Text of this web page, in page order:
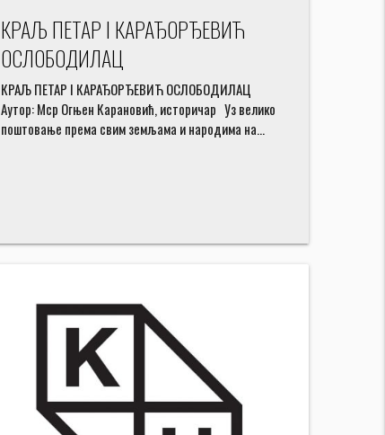
КРАЉ ПЕТАР I КАРАЂОРЂЕВИЋ
ОСЛОБОДИЛАЦ
КРАЉ ПЕТАР I КАРАЂОРЂЕВИЋ ОСЛОБОДИЛАЦ
Аутор: Мср Огњен Карановић, историчар Уз велико
поштовање према свим земљама и народима на…